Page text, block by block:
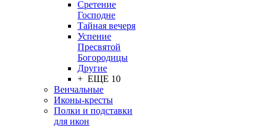
Сретение
Господне
Тайная вечеря
Успение
Пресвятой
Богородицы
Другие
+ ЕЩЕ 10
Венчальные
Иконы-кресты
Полки и подставки
для икон